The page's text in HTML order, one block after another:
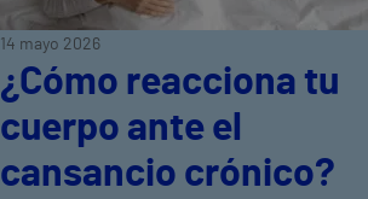
14 mayo 2026
¿Cómo reacciona tu
cuerpo ante el
cansancio crónico?